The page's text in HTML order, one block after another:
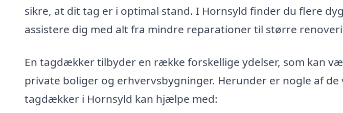
sikre, at dit tag er i optimal stand. I Hornsyld finder du flere
assistere dig med alt fra mindre reparationer til større
En tagdækker tilbyder en række forskellige ydelser, som kan
private boliger og erhvervsbygninger. Herunder er nogle af de
tagdækker i Hornsyld kan hjælpe med: